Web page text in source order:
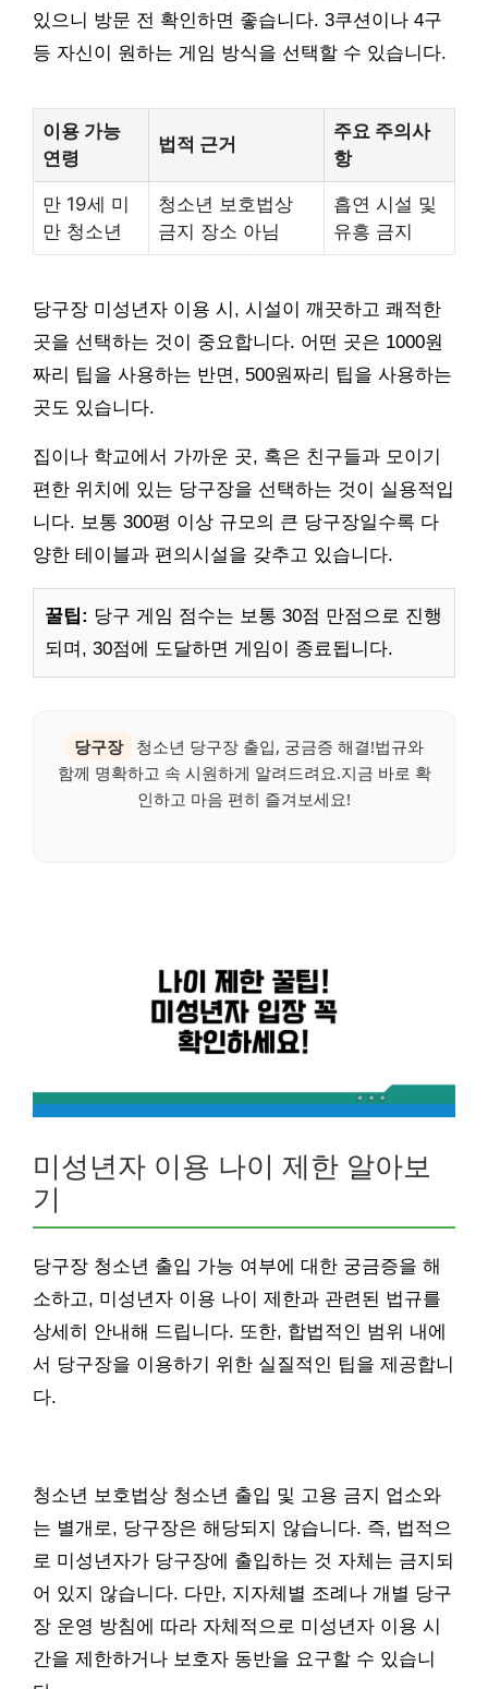
있으니 방문 전 확인하면 좋습니다. 3쿠션이나 4구
등 자신이 원하는 게임 방식을 선택할 수 있습니다.
이용 가능
연령
법적 근거
주요 주의사
항
만 19세 미
만 청소년
청소년 보호법상
금지 장소 아님
흡연 시설 및
유흥 금지
당구장 미성년자 이용 시, 시설이 깨끗하고 쾌적한
곳을 선택하는 것이 중요합니다. 어떤 곳은 1000원
짜리 팁을 사용하는 반면, 500원짜리 팁을 사용하는
곳도 있습니다.
집이나 학교에서 가까운 곳, 혹은 친구들과 모이기
편한 위치에 있는 당구장을 선택하는 것이 실용적입
니다. 보통 300평 이상 규모의 큰 당구장일수록 다
양한 테이블과 편의시설을 갖추고 있습니다.
꿀팁: 당구 게임 점수는 보통 30점 만점으로 진행
되며, 30점에 도달하면 게임이 종료됩니다.
당구장
청소년 당구장 출입, 궁금증 해결!법규와
함께 명확하고 속 시원하게 알려드려요.지금 바로 확
인하고 마음 편히 즐겨보세요!
미성년자 이용 나이 제한 알아보
기
당구장 청소년 출입 가능 여부에 대한 궁금증을 해
소하고, 미성년자 이용 나이 제한과 관련된 법규를
상세히 안내해 드립니다. 또한, 합법적인 범위 내에
서 당구장을 이용하기 위한 실질적인 팁을 제공합니
다.
청소년 보호법상 청소년 출입 및 고용 금지 업소와
는 별개로, 당구장은 해당되지 않습니다. 즉, 법적으
로 미성년자가 당구장에 출입하는 것 자체는 금지되
어 있지 않습니다. 다만, 지자체별 조례나 개별 당구
장 운영 방침에 따라 자체적으로 미성년자 이용 시
간을 제한하거나 보호자 동반을 요구할 수 있습니